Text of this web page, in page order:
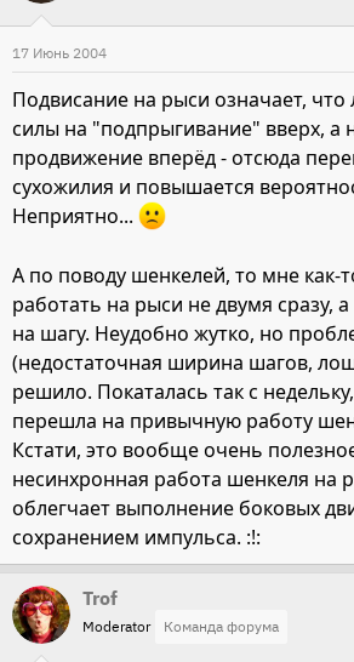
17 Июнь 2004
Подвисание на рыси означает,
силы на "подпрыгивание" вверх, а
продвижение вперёд - отсюда
сухожилия и повышается
Неприятно...
А по поводу шенкелей, то мне как-
работать на рыси не двумя сразу,
на шагу. Неудобно жутко, но
(недостаточная ширина шагов,
решило. Покаталась так с
перешла на привычную работу
Кстати, это вообще очень
несинхронная работа шенкеля на
облегчает выполнение боковых
сохранением импульса. :!:
Trof
Moderator Команда форума